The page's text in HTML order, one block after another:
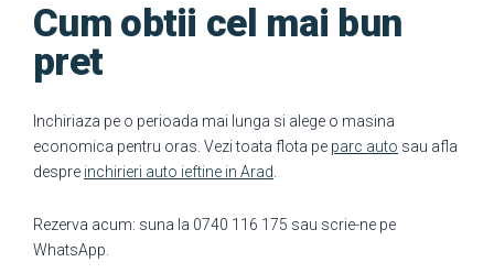
Cum obtii cel mai bun
pret
Inchiriaza pe o perioada mai lunga si alege o masina
economica pentru oras. Vezi toata flota pe parc auto sau afla
despre inchirieri auto ieftine in Arad
Rezerva acum: suna la 0740 116 175 sau scrie-ne pe
WhatsApp.